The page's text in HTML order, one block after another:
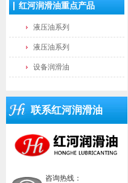
红河润滑油重点产品
液压油系列
液压油系列
设备润滑油
联系红河润滑油
咨询热线：